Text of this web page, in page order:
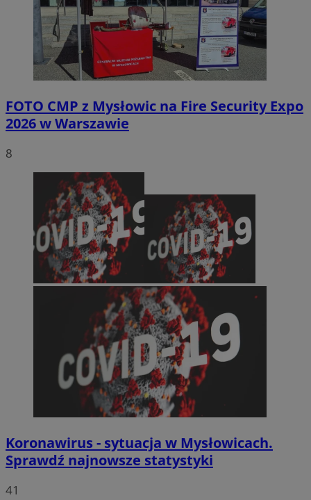
FOTO CMP z Mysłowic na Fire Security Expo
2026 w Warszawie
8
Koronawirus - sytuacja w Mysłowicach.
Sprawdź najnowsze statystyki
41